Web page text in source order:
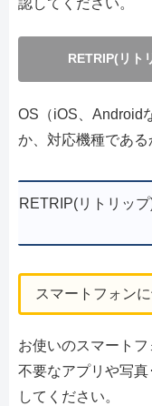
RETRIP(リト
OS（iOS、Android
か、対応機種である
RETRIP(リトリッ
スマートフォン
お使いのスマートフ
不要なアプリや写
してください。